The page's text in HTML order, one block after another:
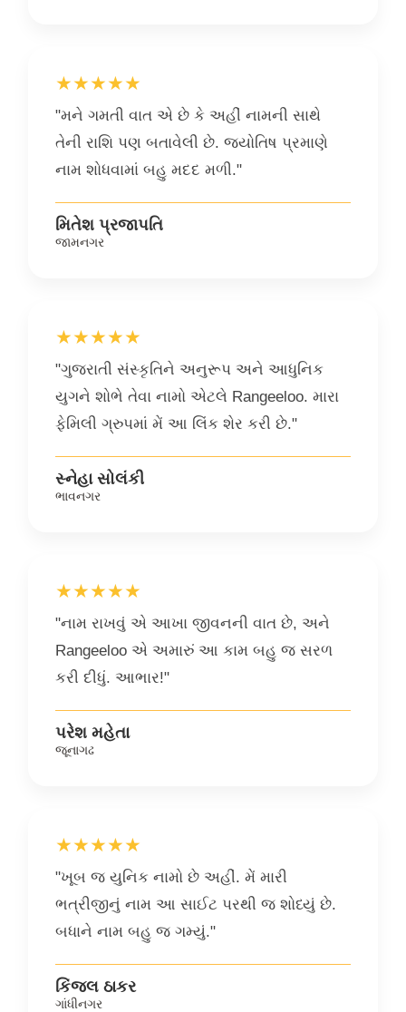
★★★★★
"મને ગમતી વાત એ છે કે અહીં નામની સાથે
તેની રાશિ પણ બતાવેલી છે. જ્યોતિષ પ્રમાણે
નામ શોધવામાં બહુ મદદ મળી."
મિતેશ પ્રજાપતિ
જામનગર
★★★★★
"ગુજરાતી સંસ્કૃતિને અનુરૂપ અને આધુનિક
યુગને શોભે તેવા નામો એટલે Rangeeloo. મારા
ફેમિલી ગ્રુપમાં મેં આ લિંક શેર કરી છે."
સ્નેહા સોલંકી
ભાવનગર
★★★★★
"નામ રાખવું એ આખા જીવનની વાત છે, અને
Rangeeloo એ અમારું આ કામ બહુ જ સરળ
કરી દીધું. આભાર!"
પરેશ મહેતા
જૂનાગઢ
★★★★★
"ખૂબ જ યુનિક નામો છે અહીં. મેં મારી
ભત્રીજીનું નામ આ સાઈટ પરથી જ શોધ્યું છે.
બધાને નામ બહુ જ ગમ્યું."
કિંજલ ઠાકર
ગાંધીનગર